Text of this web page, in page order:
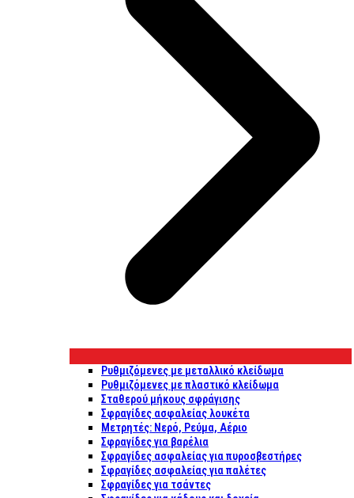
Ρυθμιζόμενες με μεταλλικό κλείδωμα
Ρυθμιζόμενες με πλαστικό κλείδωμα
Σταθερού μήκους σφράγισης
Σφραγίδες ασφαλείας λουκέτα
Μετρητές: Νερό, Ρεύμα, Αέριο
Σφραγίδες για βαρέλια
Σφραγίδες ασφαλείας για πυροσβεστήρες
Σφραγίδες ασφαλείας για παλέτες
Σφραγίδες για τσάντες